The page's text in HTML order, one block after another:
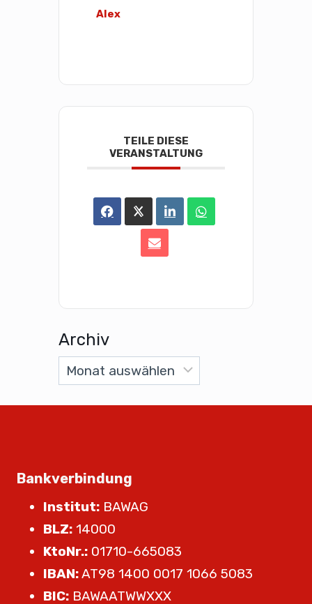
Alex
TEILE DIESE
VERANSTALTUNG
Archiv
Bankverbindung
Institut: BAWAG
BLZ: 14000
KtoNr.: 01710-665083
IBAN:AT98 1400 0017 1066 5083
BIC: BAWAATWWXXX